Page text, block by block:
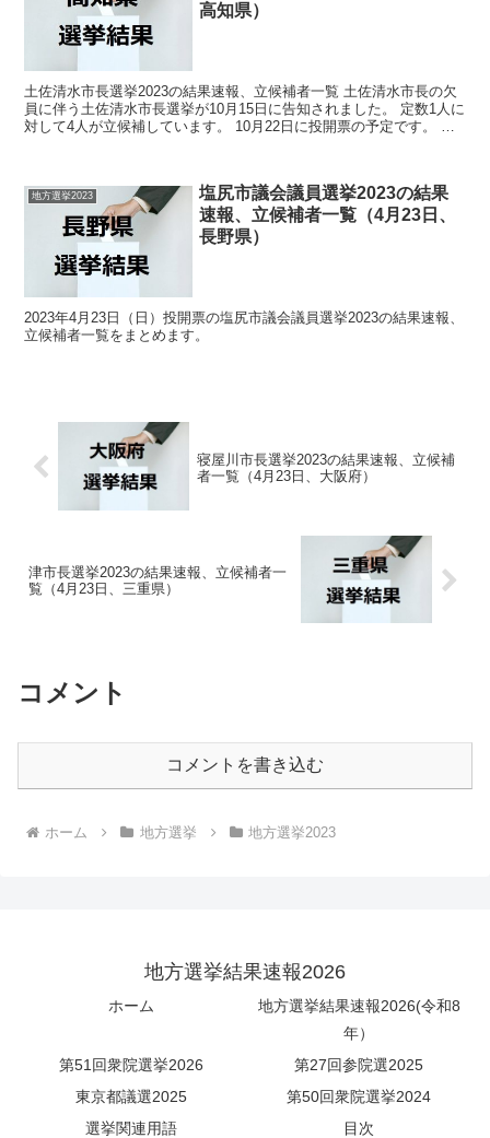
高知県）
土佐清水市長選挙2023の結果速報、立候補者一覧 土佐清水市長の欠
員に伴う土佐清水市長選挙が10月15日に告知されました。 定数1人に
対して4人が立候補しています。 10月22日に投開票の予定です。 今
地方選挙2023
塩尻市議会議員選挙2023の結果
速報、立候補者一覧（4月23日、
長野県）
2023年4月23日（日）投開票の塩尻市議会議員選挙2023の結果速報、
立候補者一覧をまとめます。
寝屋川市長選挙2023の結果速報、立候補
者一覧（4月23日、大阪府）
津市長選挙2023の結果速報、立候補者一
覧（4月23日、三重県）
コメント
コメントを書き込む
ホーム 地方選挙 地方選挙2023
地方選挙結果速報2026
ホーム
地方選挙結果速報2026(令和8
年）
第51回衆院選挙2026
第27回参院選2025
東京都議選2025
第50回衆院選挙2024
選挙関連用語
目次